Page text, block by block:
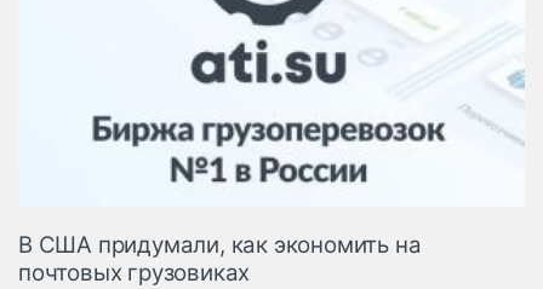
В США придумали, как экономить на
почтовых грузовиках